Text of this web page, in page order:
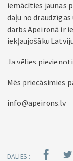
iemācīties jaunas
daļu no
darbs Apeironā ir
iekļaujošāku
Ja vēlies
Mēs priecāsimies
info@apeirons.lv
DALIES :